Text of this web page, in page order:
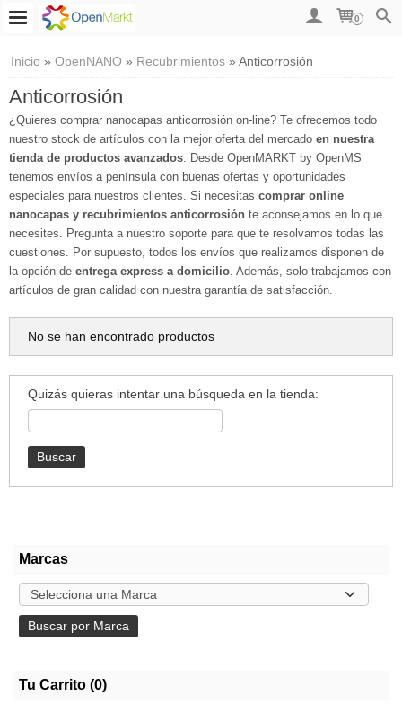
0
Marcas
Tu Carrito (0)
Inicio » OpenNANO » Recubrimientos » Anticorrosión
Anticorrosión
¿Quieres comprar nanocapas anticorrosión on-line? Te ofrecemos todo
nuestro stock de artículos con la mejor oferta del mercado en nuestra
tienda de productos avanzados. Desde OpenMARKT by OpenMS
tenemos envíos a península con buenas ofertas y oportunidades
especiales para nuestros clientes. Si necesitas comprar online
nanocapas y recubrimientos anticorrosión te aconsejamos en lo que
necesites. Pregunta a nuestro soporte para que te resolvamos todas las
cuestiones. Por supuesto, todos los envíos que realizamos disponen de
la opción de entrega express a domicilio. Además, solo trabajamos con
artículos de gran calidad con nuestra garantía de satisfacción.
No se han encontrado productos
Quizás quieras intentar una búsqueda en la tienda: